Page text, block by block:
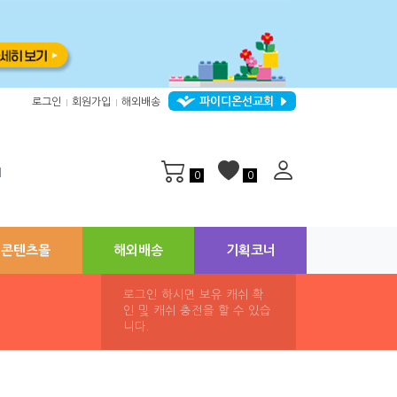
로그인 회원가입 해외배송 파이디온선교회
0 0
콘텐츠몰 해외배송 기획코너
로그인 하시면 보유 캐쉬 확
인 및 캐쉬 충전을 할 수 있습
니다.